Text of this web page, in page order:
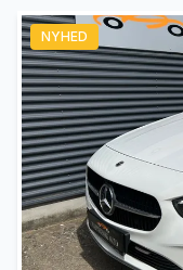
xenonlys
NYHED